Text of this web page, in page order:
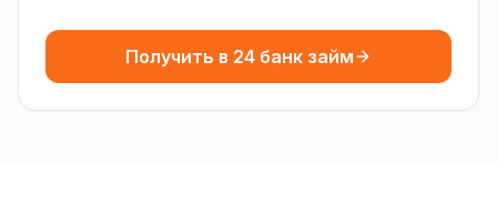
Получить в 24 банк займ